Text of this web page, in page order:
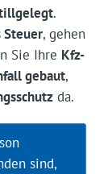
.
Steuer, gehen
Sie Ihre Kfz-
gebaut,
da.
sind,